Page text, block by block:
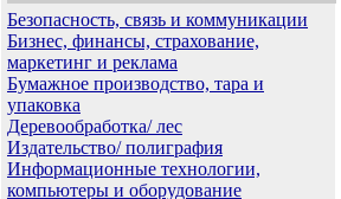
Безопасность, связь и коммуникации
Бизнес, финансы, страхование,
маркетинг и реклама
Бумажное производство, тара и
упаковка
Деревообработка/ лес
Издательство/ полиграфия
Информационные технологии,
компьютеры и оборудование